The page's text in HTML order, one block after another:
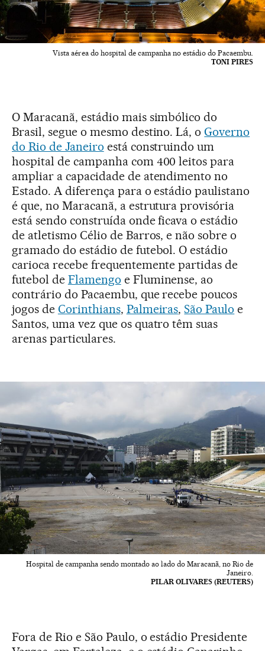
Vista aérea do hospital de campanha no estádio do Pacaembu.
TONI PIRES
O Maracanã, estádio mais simbólico do
Brasil, segue o mesmo destino. Lá, oGoverno
do Rio de Janeiro está construindo um
hospital de campanha com 400 leitos para
ampliar a capacidade de atendimento no
Estado. A diferença para o estádio paulistano
é que, no Maracanã, a estrutura provisória
está sendo construída onde ficava o estádio
de atletismo Célio de Barros, e não sobre o
gramado do estádio de futebol. O estádio
carioca recebe frequentemente partidas de
futebol de Flamengo e Fluminense, ao
contrário do Pacaembu, que recebe poucos
jogos de Corinthians, Palmeiras,São Paulo e
Santos, uma vez que os quatro têm suas
arenas particulares.
Hospital de campanha sendo montado ao lado do Maracanã, no Rio de
Janeiro.
PILAR OLIVARES (REUTERS)
Fora de Rio e São Paulo, o estádio Presidente